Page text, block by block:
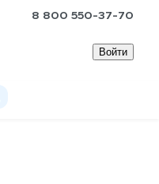
8 800 550-37-70
Войти